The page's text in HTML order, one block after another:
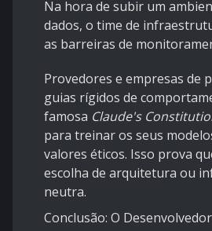
Na hora de subir um
dados, o time de
as barreiras de
Provedores e empresas de
guias rígidos de
famosa Claude's
para treinar os seus
valores éticos. Isso prova
escolha de arquitetura ou
neutra.
Conclusão: O